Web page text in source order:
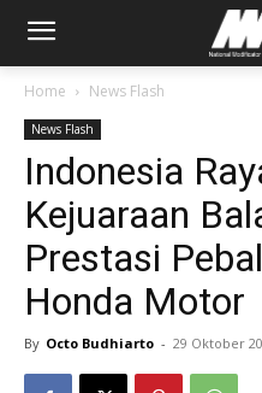
Home News Flash
News Flash
Indonesia
Kejuaraan
Prestasi
Honda Motor
By Octo Budhiarto - 29 Oktober